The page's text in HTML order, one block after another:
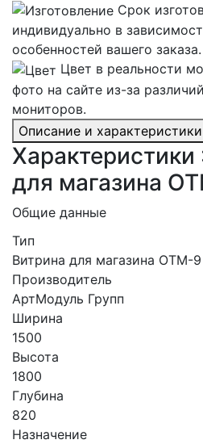
Срок
индивидуально в
особенностей вашего заказа.
Цвет в реальности
фото на сайте из-за
мониторов.
Описание и характеристики
Характеристики
для магазина
Общие данные
Тип
Витрина для магазина ОТМ-9
Производитель
АртМодуль Групп
Ширина
1500
Высота
1800
Глубина
820
Назначение